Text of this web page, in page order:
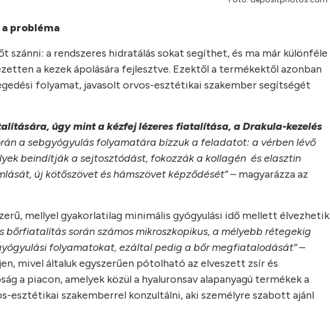
probléma
szánni: a rendszeres hidratálás sokat segíthet, és ma már különféle
a kezek ápolására fejlesztve. Ezektől a termékektől azonban
folyamat, javasolt orvos-esztétikai szakember segítségét
úgy mint a kézfej lézeres fiatalítása, a Drakula-kezelés
a sebgyógyulás folyamatára bízzuk a feladatot: a vérben lévő
beindítják a sejtosztódást, fokozzák a kollagén és elasztin
új kötőszövet és hámszövet képződését”– magyarázza az
mellyel gyakorlatilag minimális gyógyulási idő mellett élvezhetik
bőrfiatalítás során számos mikroszkopikus, a mélyebb rétegekig
folyamatokat, ezáltal pedig a bőr megfiatalodását”–
mivel általuk egyszerűen pótolható az elveszett zsír és
a piacon, amelyek közül a hyaluronsav alapanyagú termékek a
esztétikai szakemberrel konzultálni, aki személyre szabott ajánl